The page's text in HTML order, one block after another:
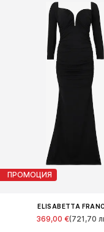
ПРОМОЦИЯ
ELISABETTA
369,00 €(721,70